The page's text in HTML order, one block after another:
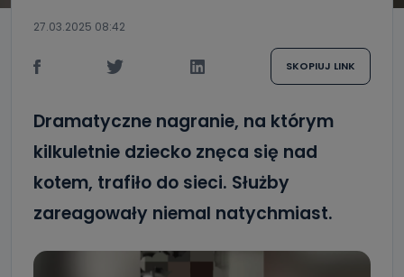
27.03.2025 08:42
SKOPIUJ LINK
Dramatyczne nagranie, na którym
kilkuletnie dziecko znęca się nad
kotem, trafiło do sieci. Służby
zareagowały niemal natychmiast.